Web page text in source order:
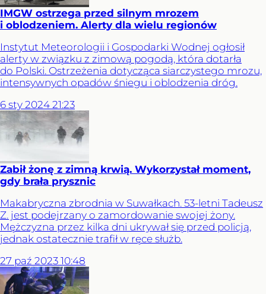
IMGW ostrzega przed silnym mrozem
i oblodzeniem. Alerty dla wielu regionów
Instytut Meteorologii i Gospodarki Wodnej ogłosił
alerty w związku z zimową pogodą, która dotarła
do Polski. Ostrzeżenia dotycząca siarczystego mrozu,
intensywnych opadów śniegu i oblodzenia dróg.
6 sty 2024 21:23
Zabił żonę z zimną krwią. Wykorzystał moment,
gdy brała prysznic
Makabryczna zbrodnia w Suwałkach. 53-letni Tadeusz
Z. jest podejrzany o zamordowanie swojej żony.
Mężczyzna przez kilka dni ukrywał się przed policją,
jednak ostatecznie trafił w ręce służb.
27 paź 2023 10:48